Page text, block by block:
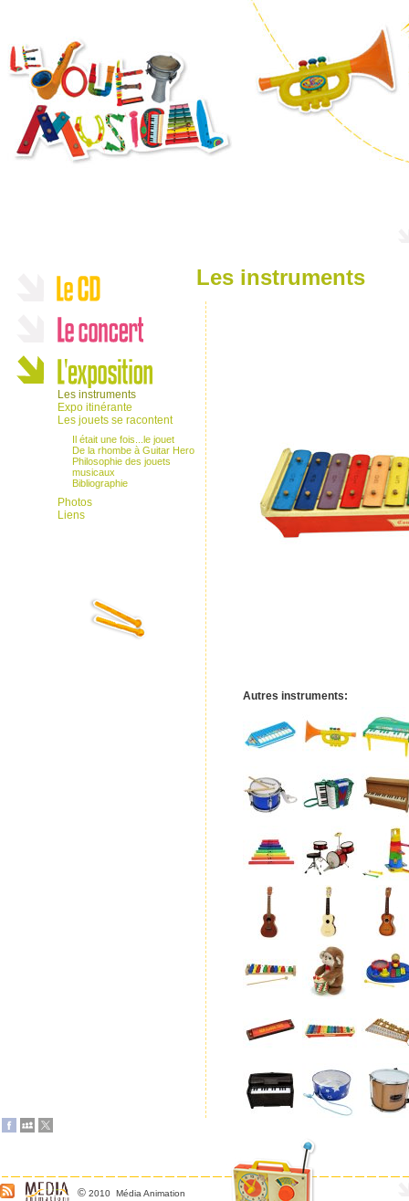
Les instruments
Expo itinérante
Les jouets se racontent
Il était une fois...le jouet
De la rhombe à Guitar Hero
Philosophie des jouets
musicaux
Bibliographie
Photos
Liens
Les instruments
Autres instruments:
© 2010 Média Animation